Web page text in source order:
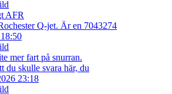
AFR
Q-jet. Är en 7043274
mer fart på snurran.
du skulle svara här, du
23:18